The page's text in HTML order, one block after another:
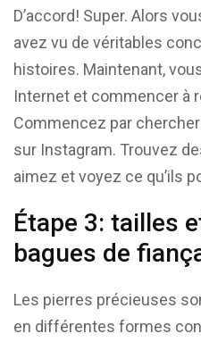
D’accord! Super. Alors
avez vu de véritables
histoires. Maintenant,
Internet et commencer à
Commencez par
sur Instagram. Trouvez
aimez et voyez ce qu’ils
Étape 3: tailles
bagues de
Les pierres précieuses
en différentes formes